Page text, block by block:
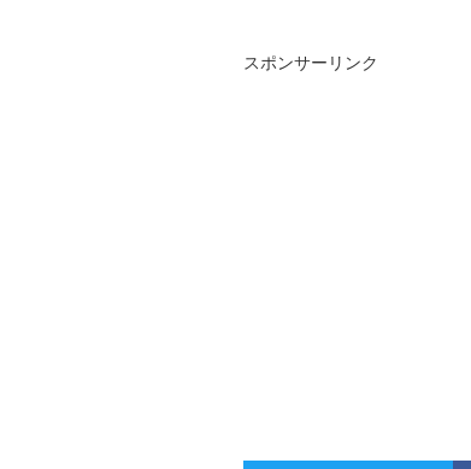
スポンサーリンク